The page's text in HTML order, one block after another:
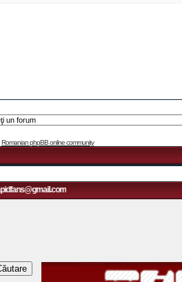
Romanian phpBB online community